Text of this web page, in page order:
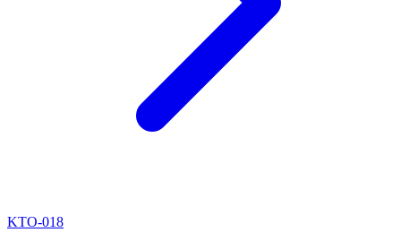
KTO-018